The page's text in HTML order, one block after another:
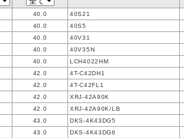
40.0 40S21
40.0 40S5
40.0 40V31
40.0 40V35N
40.0 LCH4022HM
42.0 4T-C42DH1
42.0 4T-C42FL1
42.0 XRJ-42A90K
42.0 XRJ-42A90K/LB
43.0 DKS-4K43DG5
43.0 DKS-4K43DG6